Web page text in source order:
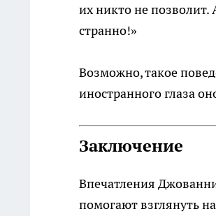
их никто не позволит.
странно!»
Возможно, такое
иностранного глаза
Заключение
Впечатления
помогают взглянуть